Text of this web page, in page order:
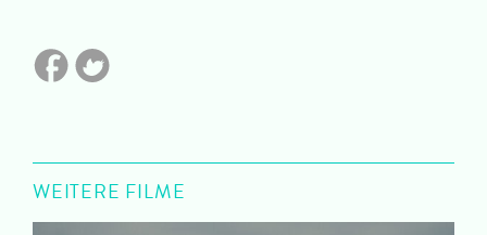
WEITERE FILME